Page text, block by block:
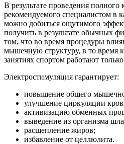
В результате проведения полного
рекомендуемого специалистом в
можно добиться ощутимого
получить в результате обычных
том, что во время процедуры
мышечную структуру, в то время
занятиях спортом работают
Электростимуляция гарантирует:
повышение общего
улучшение циркуляции
активизацию обменных
выведение из организма
расщепление жиров;
избавление от целлюлита.